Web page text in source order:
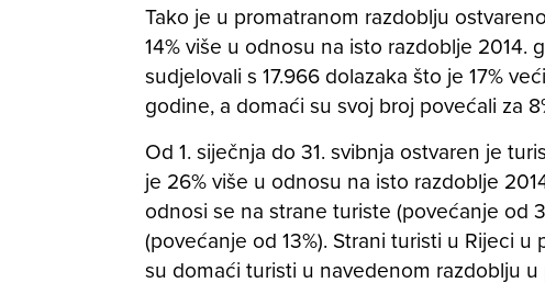
Tako je u promatranom razdoblju
14% više u odnosu na isto razdoblje 2014.
sudjelovali s 17.966 dolazaka što je 17%
godine, a domaći su svoj broj povećali za
Od 1. siječnja do 31. svibnja ostvaren je
je 26% više u odnosu na isto razdoblje
odnosi se na strane turiste (povećanje od
(povećanje od 13%). Strani turisti u Rijeci
su domaći turisti u navedenom razdoblju u